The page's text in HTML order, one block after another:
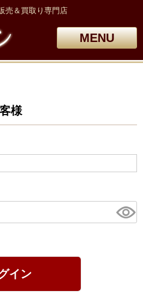
売＆買取り専門店
MENU
様
イン